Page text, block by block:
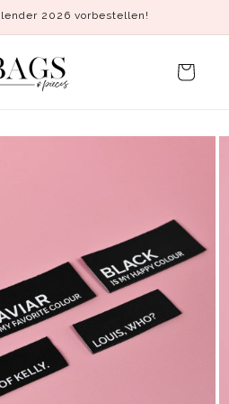
2026 vorbestellen!
Warenkorb